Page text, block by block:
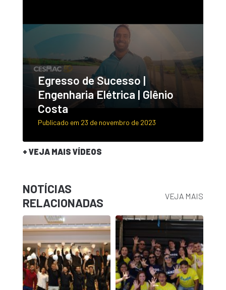
Egresso de Sucesso |
Engenharia Elétrica | Glênio
Costa
Publicado em 23 de novembro de 2023
+ VEJA MAIS VÍDEOS
NOTÍCIAS
RELACIONADAS
VEJA MAIS